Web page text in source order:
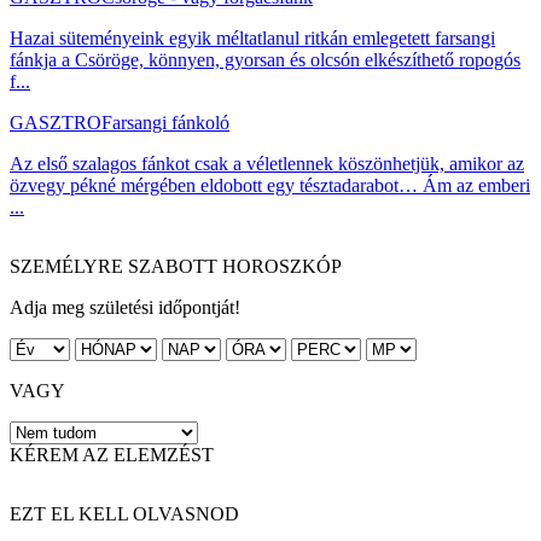
Hazai süteményeink egyik méltatlanul ritkán emlegetett farsangi
fánkja a Csöröge, könnyen, gyorsan és olcsón elkészíthető ropogós
f...
GASZTROFarsangi fánkoló
Az első szalagos fánkot csak a véletlennek köszönhetjük, amikor az
özvegy pékné mérgében eldobott egy tésztadarabot… Ám az emberi
...
SZEMÉLYRE SZABOTT HOROSZKÓP
Adja meg születési időpontját!
VAGY
KÉREM AZ ELEMZÉST
EZT EL KELL OLVASNOD